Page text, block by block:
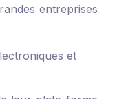
entreprises
et